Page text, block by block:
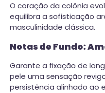
O coração da colônia
equilibra a sofisticação
masculinidade clássica.
Notas de Fundo:
Garante a fixação de
pele uma sensação
persistência alinhado ao